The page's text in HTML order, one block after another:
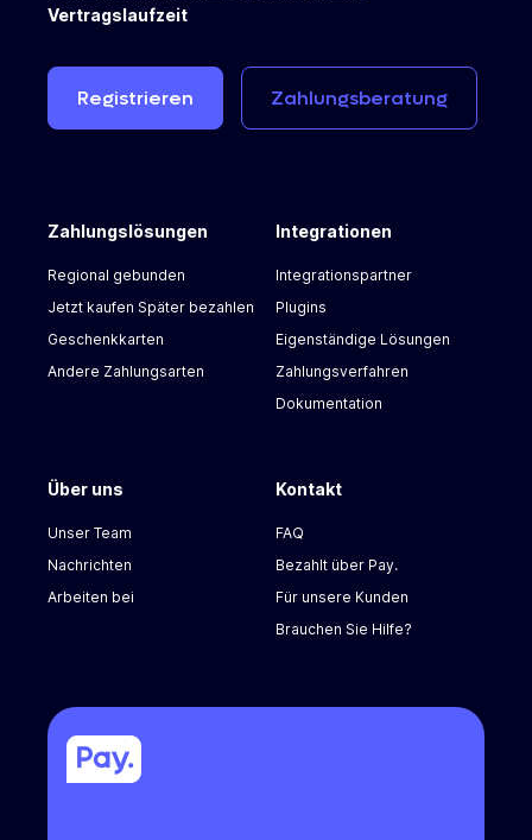
Vertragslaufzeit
Registrieren Zahlungsberatung
Zahlungslösungen
Regional gebunden
Jetzt kaufen Später bezahlen
Geschenkkarten
Andere Zahlungsarten
Integrationen
Integrationspartner
Plugins
Eigenständige Lösungen
Zahlungsverfahren
Dokumentation
Über uns
Unser Team
Nachrichten
Arbeiten bei
Kontakt
FAQ
Bezahlt über Pay.
Für unsere Kunden
Brauchen Sie Hilfe?